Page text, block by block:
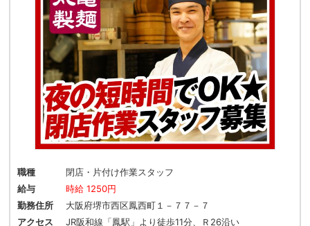
職種
閉店・片付け作業スタッフ
給与
時給 1250円
勤務住所
大阪府堺市西区鳳西町１－７７－７
アクセス
JR阪和線「鳳駅」より徒歩11分、Ｒ26沿い